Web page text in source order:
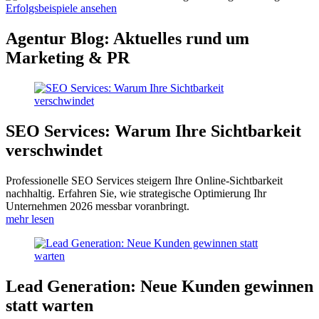
Erfolgsbeispiele ansehen
Agentur Blog: Aktuelles rund um
Marketing & PR
SEO Services: Warum Ihre Sichtbarkeit
verschwindet
Professionelle SEO Services steigern Ihre Online-Sichtbarkeit
nachhaltig. Erfahren Sie, wie strategische Optimierung Ihr
Unternehmen 2026 messbar voranbringt.
mehr lesen
Lead Generation: Neue Kunden gewinnen
statt warten